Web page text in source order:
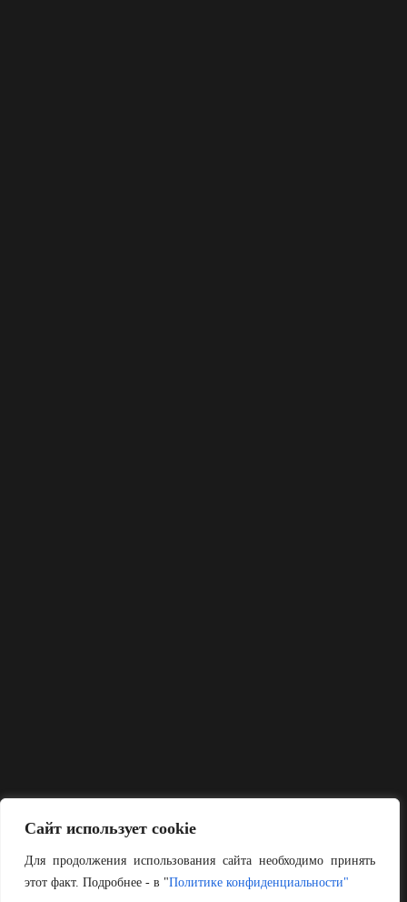
Сайт использует cookie
Для продолжения использования сайта необходимо принять
этот факт. Подробнее - в "Политике конфиденциальности"